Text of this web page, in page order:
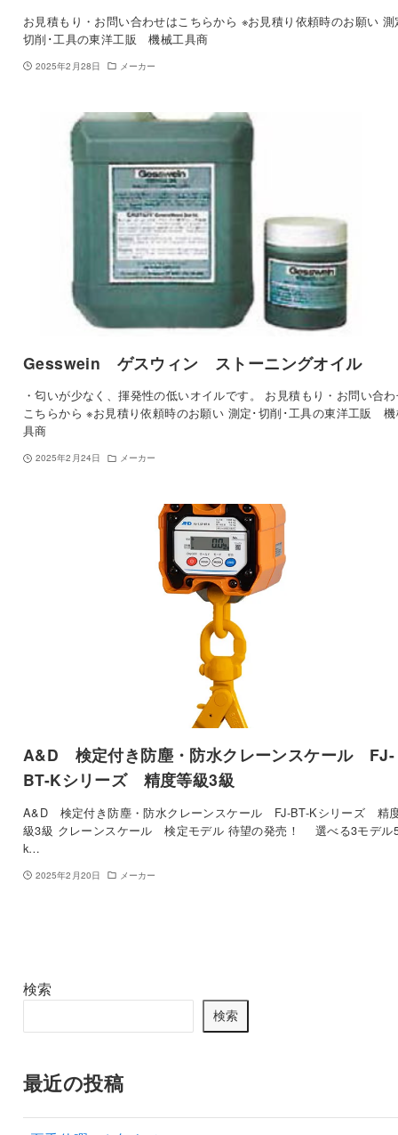
お見積もり・お問い合わせはこちらから ※お見積り依頼時のお願い 測
切削･工具の東洋工販 機械工具商
2025年2月28日 メーカー
Gesswein ゲスウィン ストーニングオイル
・匂いが少なく、揮発性の低いオイルです。 お見積もり・お問い合
こちらから ※お見積り依頼時のお願い 測定･切削･工具の東洋工販
具商
2025年2月24日 メーカー
A&D 検定付き防塵・防水クレーンスケール FJ-
BT-Kシリーズ 精度等級3級
A&D 検定付き防塵・防水クレーンスケール FJ-BT-Kシリーズ 精
級3級 クレーンスケール 検定モデル 待望の発売！ 選べる3モデル
k…
2025年2月20日 メーカー
検索
検索
最近の投稿